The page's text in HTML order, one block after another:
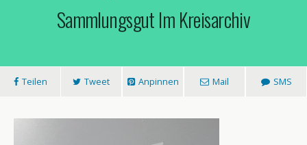
Sammlungsgut Im Kreisarchiv
Teilen Tweet Anpinnen Mail SMS